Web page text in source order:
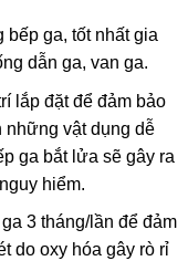
ga, tốt nhất gia
dẫn ga, van ga.
lắp đặt để đảm bảo
những vật dụng dễ
ga bắt lửa sẽ gây ra
hiểm.
3 tháng/lần để đảm
do oxy hóa gây rò rỉ